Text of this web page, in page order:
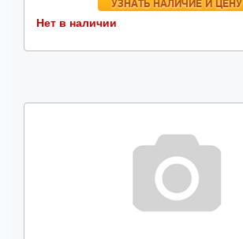
УЗНАТЬ НАЛИЧИЕ И ЦЕНУ
Нет в наличии